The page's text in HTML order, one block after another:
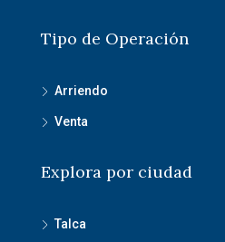
Tipo de Operación
Arriendo
Venta
Explora por ciudad
Talca